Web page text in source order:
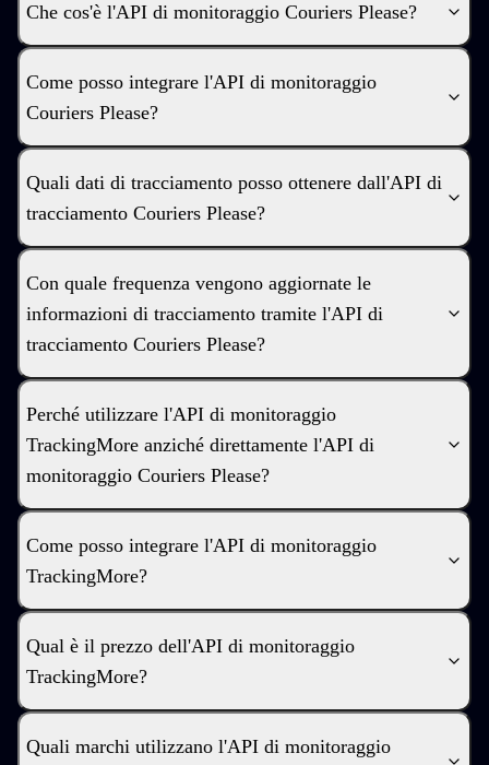
Che cos'è l'API di monitoraggio Couriers Please?
Come posso integrare l'API di monitoraggio
Couriers Please?
Quali dati di tracciamento posso ottenere dall'API di
tracciamento Couriers Please?
Con quale frequenza vengono aggiornate le
informazioni di tracciamento tramite l'API di
tracciamento Couriers Please?
Perché utilizzare l'API di monitoraggio
TrackingMore anziché direttamente l'API di
monitoraggio Couriers Please?
Come posso integrare l'API di monitoraggio
TrackingMore?
Qual è il prezzo dell'API di monitoraggio
TrackingMore?
Quali marchi utilizzano l'API di monitoraggio